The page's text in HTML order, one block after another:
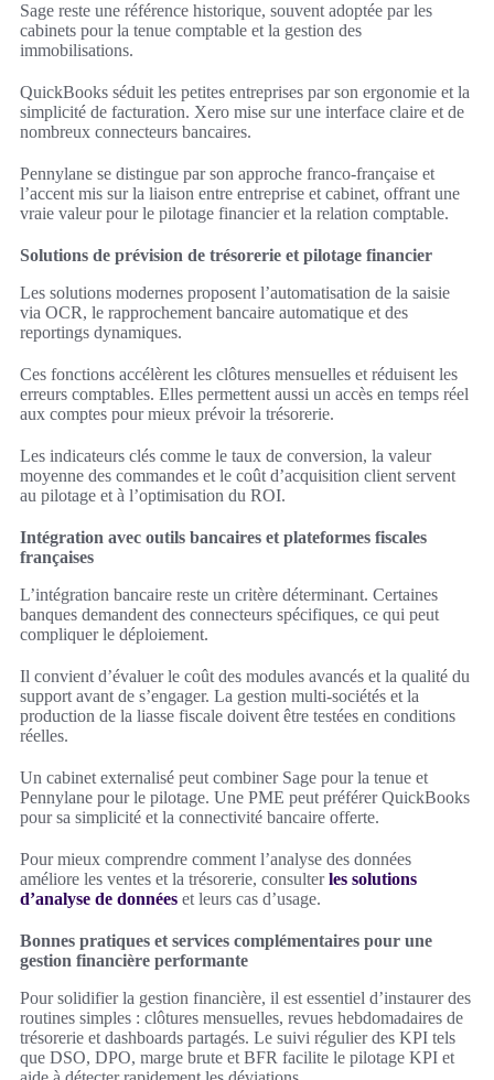
Sage reste une référence historique, souvent adoptée par les
cabinets pour la tenue comptable et la gestion des
immobilisations.
QuickBooks séduit les petites entreprises par son ergonomie et la
simplicité de facturation. Xero mise sur une interface claire et de
nombreux connecteurs bancaires.
Pennylane se distingue par son approche franco-française et
l’accent mis sur la liaison entre entreprise et cabinet, offrant une
vraie valeur pour le pilotage financier et la relation comptable.
Solutions de prévision de trésorerie et pilotage financier
Les solutions modernes proposent l’automatisation de la saisie
via OCR, le rapprochement bancaire automatique et des
reportings dynamiques.
Ces fonctions accélèrent les clôtures mensuelles et réduisent les
erreurs comptables. Elles permettent aussi un accès en temps réel
aux comptes pour mieux prévoir la trésorerie.
Les indicateurs clés comme le taux de conversion, la valeur
moyenne des commandes et le coût d’acquisition client servent
au pilotage et à l’optimisation du ROI.
Intégration avec outils bancaires et plateformes fiscales
françaises
L’intégration bancaire reste un critère déterminant. Certaines
banques demandent des connecteurs spécifiques, ce qui peut
compliquer le déploiement.
Il convient d’évaluer le coût des modules avancés et la qualité du
support avant de s’engager. La gestion multi-sociétés et la
production de la liasse fiscale doivent être testées en conditions
réelles.
Un cabinet externalisé peut combiner Sage pour la tenue et
Pennylane pour le pilotage. Une PME peut préférer QuickBooks
pour sa simplicité et la connectivité bancaire offerte.
Pour mieux comprendre comment l’analyse des données
améliore les ventes et la trésorerie, consulterles solutions
d’analyse de données et leurs cas d’usage.
Bonnes pratiques et services complémentaires pour une
gestion financière performante
Pour solidifier la gestion financière, il est essentiel d’instaurer des
routines simples : clôtures mensuelles, revues hebdomadaires de
trésorerie et dashboards partagés. Le suivi régulier des KPI tels
que DSO, DPO, marge brute et BFR facilite le pilotage KPI et